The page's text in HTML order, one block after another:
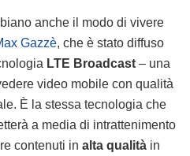
anche il modo di vivere
Gazzè, che è stato diffuso
LTE Broadcast – una
video mobile con qualità
È la stessa tecnologia che
a media di intrattenimento
contenuti in alta qualità in